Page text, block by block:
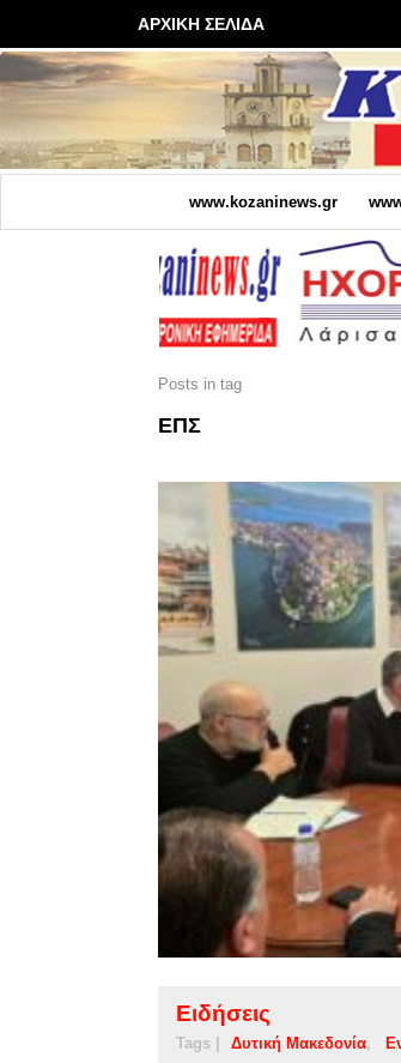
ΑΡΧΙΚΗ ΣΕΛΙΔΑ
www.kozaninews.gr
Posts in tag
ΕΠΣ
Ειδήσεις
Tags | Δυτική Μακεδονία